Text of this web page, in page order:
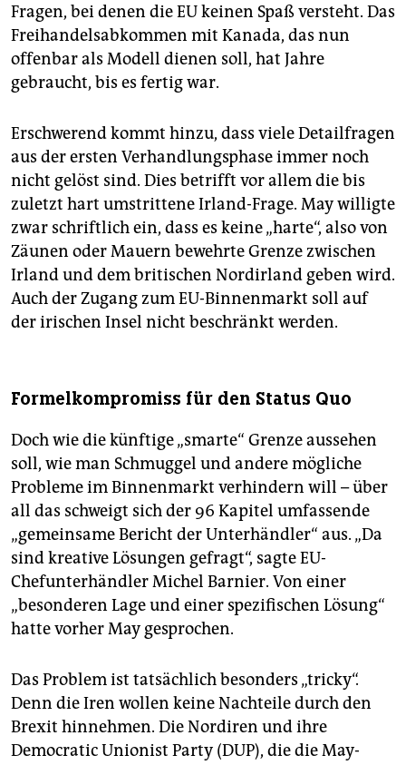
Fragen, bei denen die EU keinen Spaß versteht. Das
Freihandelsabkommen mit Kanada, das nun
offenbar als Modell dienen soll, hat Jahre
gebraucht, bis es fertig war.
Erschwerend kommt hinzu, dass viele Detailfragen
aus der ersten Verhandlungsphase immer noch
nicht gelöst sind. Dies betrifft vor allem die bis
zuletzt hart umstrittene Irland-Frage. May willigte
zwar schriftlich ein, dass es keine „harte“, also von
Zäunen oder Mauern bewehrte Grenze zwischen
Irland und dem britischen Nordirland geben wird.
Auch der Zugang zum EU-Binnenmarkt soll auf
der irischen Insel nicht beschränkt werden.
Formelkompromiss für den Status Quo
Doch wie die künftige „smarte“ Grenze aussehen
soll, wie man Schmuggel und andere mögliche
Probleme im Binnenmarkt verhindern will – über
all das schweigt sich der 96 Kapitel umfassende
„gemeinsame Bericht der Unterhändler“ aus. „Da
sind kreative Lösungen gefragt“, sagte EU-
Chefunterhändler Michel Barnier. Von einer
„besonderen Lage und einer spezifischen Lösung“
hatte vorher May gesprochen.
Das Problem ist tatsächlich besonders „tricky“.
Denn die Iren wollen keine Nachteile durch den
Brexit hinnehmen. Die Nordiren und ihre
Democratic Unionist Party (DUP), die die May-